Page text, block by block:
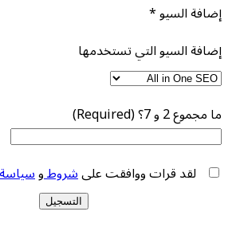
*
التي تستخدمها
قرات ووافقت علىشروطوسياسة الخصوصية